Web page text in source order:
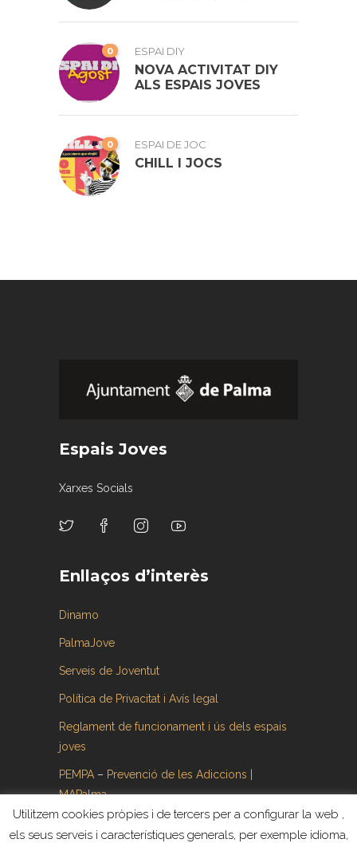
0 ESPAI DIY
NOVA ACTIVITAT DIY
ALS ESPAIS JOVES
0 ESPAI DE JOC
CHILL I JOCS
Espais Joves
Xarxes Socials
Enllaços d’interès
Dinamo
PalmaJove
Serveis de Joventut
Política de Privacitat i Avís legal
Reglament de funcionament i ús dels espais
joves
PEMPA – Prevenció de les Adiccions |
MAPalma
Utilitzem cookies pròpies i de tercers per a configurar la web ,
els seus serveis i característiques generals, per exemple idioma,